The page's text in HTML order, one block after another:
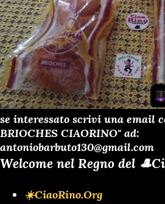
se interessato scrivi una email
BRIOCHES CIAORINO" ad:
antoniobarbuto130@gmail.com
Welcome nel Regno del
☀️CiaoRino.Org